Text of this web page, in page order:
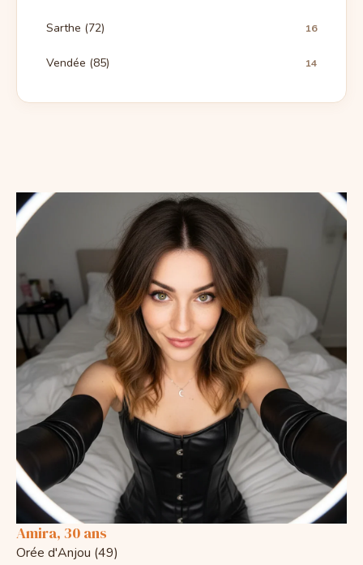
Sarthe (72) 16
Vendée (85) 14
Amira, 30 ans
Orée d'Anjou (49)